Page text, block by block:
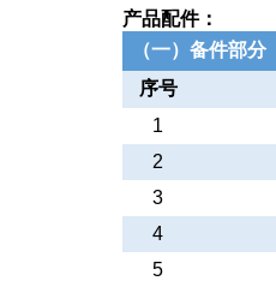
产品配件：
（一）备件部分
序号
1
2
3
4
5